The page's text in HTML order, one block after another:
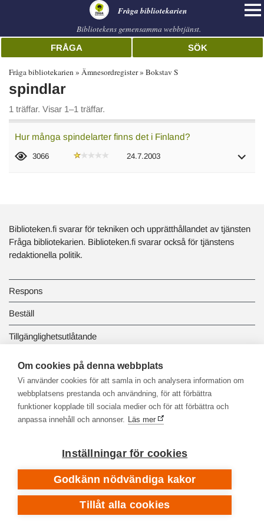
Fråga bibliotekarien
Bibliotekens gemensamma webbtjänst.
FRÅGA SÖK
Fråga bibliotekarien Ämnesordregister Bokstav S
spindlar
1 träffar. Visar 1–1 träffar.
Hur många spindelarter finns det i Finland?
3066 24.7.2003
Biblioteken.fi svarar för tekniken och upprätthållandet av tjänsten
Fråga bibliotekarien. Biblioteken.fi svarar också för tjänstens
redaktionella politik.
Respons
Beställ
Tillgänglighetsutlåtande
Dataskydd och registerbeskrivningar
Länkbiblioteket
Om cookies på denna webbplats
Vi använder cookies för att samla in och analysera information om
webbplatsens prestanda och användning, för att förbättra
funktioner kopplade till sociala medier och för att förbättra och
anpassa innehåll och annonser. Läs mer
Inställningar för cookies
Godkänn nödvändiga kakor
Tillåt alla cookies